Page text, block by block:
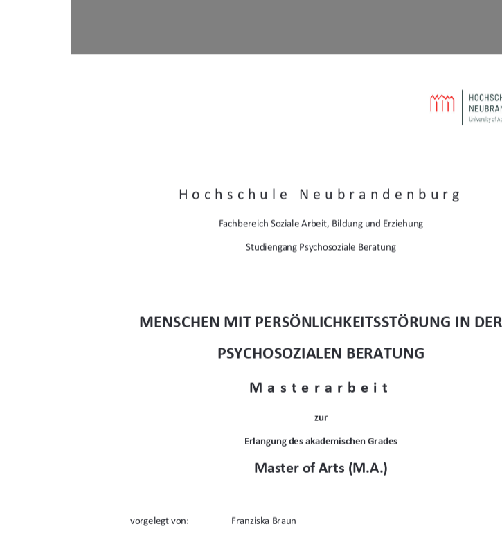
Hochschule Neubrandenburg
Fachbereich Soziale Arbeit, Bildung und Erziehung
Studiengang Psychosoziale Beratung
MENSCHEN MIT PERSÖNLICHKEITSSTÖRUNG IN DER
PSYCHOSOZIALEN BERATUNG
Masterarbeit
zur
Erlangung des akademischen Grades
Master of Arts (M.A.)
vorgelegt von: Franziska Braun